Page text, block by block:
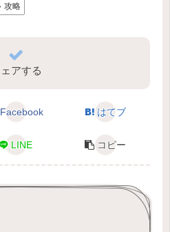
攻略
アする
Facebook はてブ
LINE コピー